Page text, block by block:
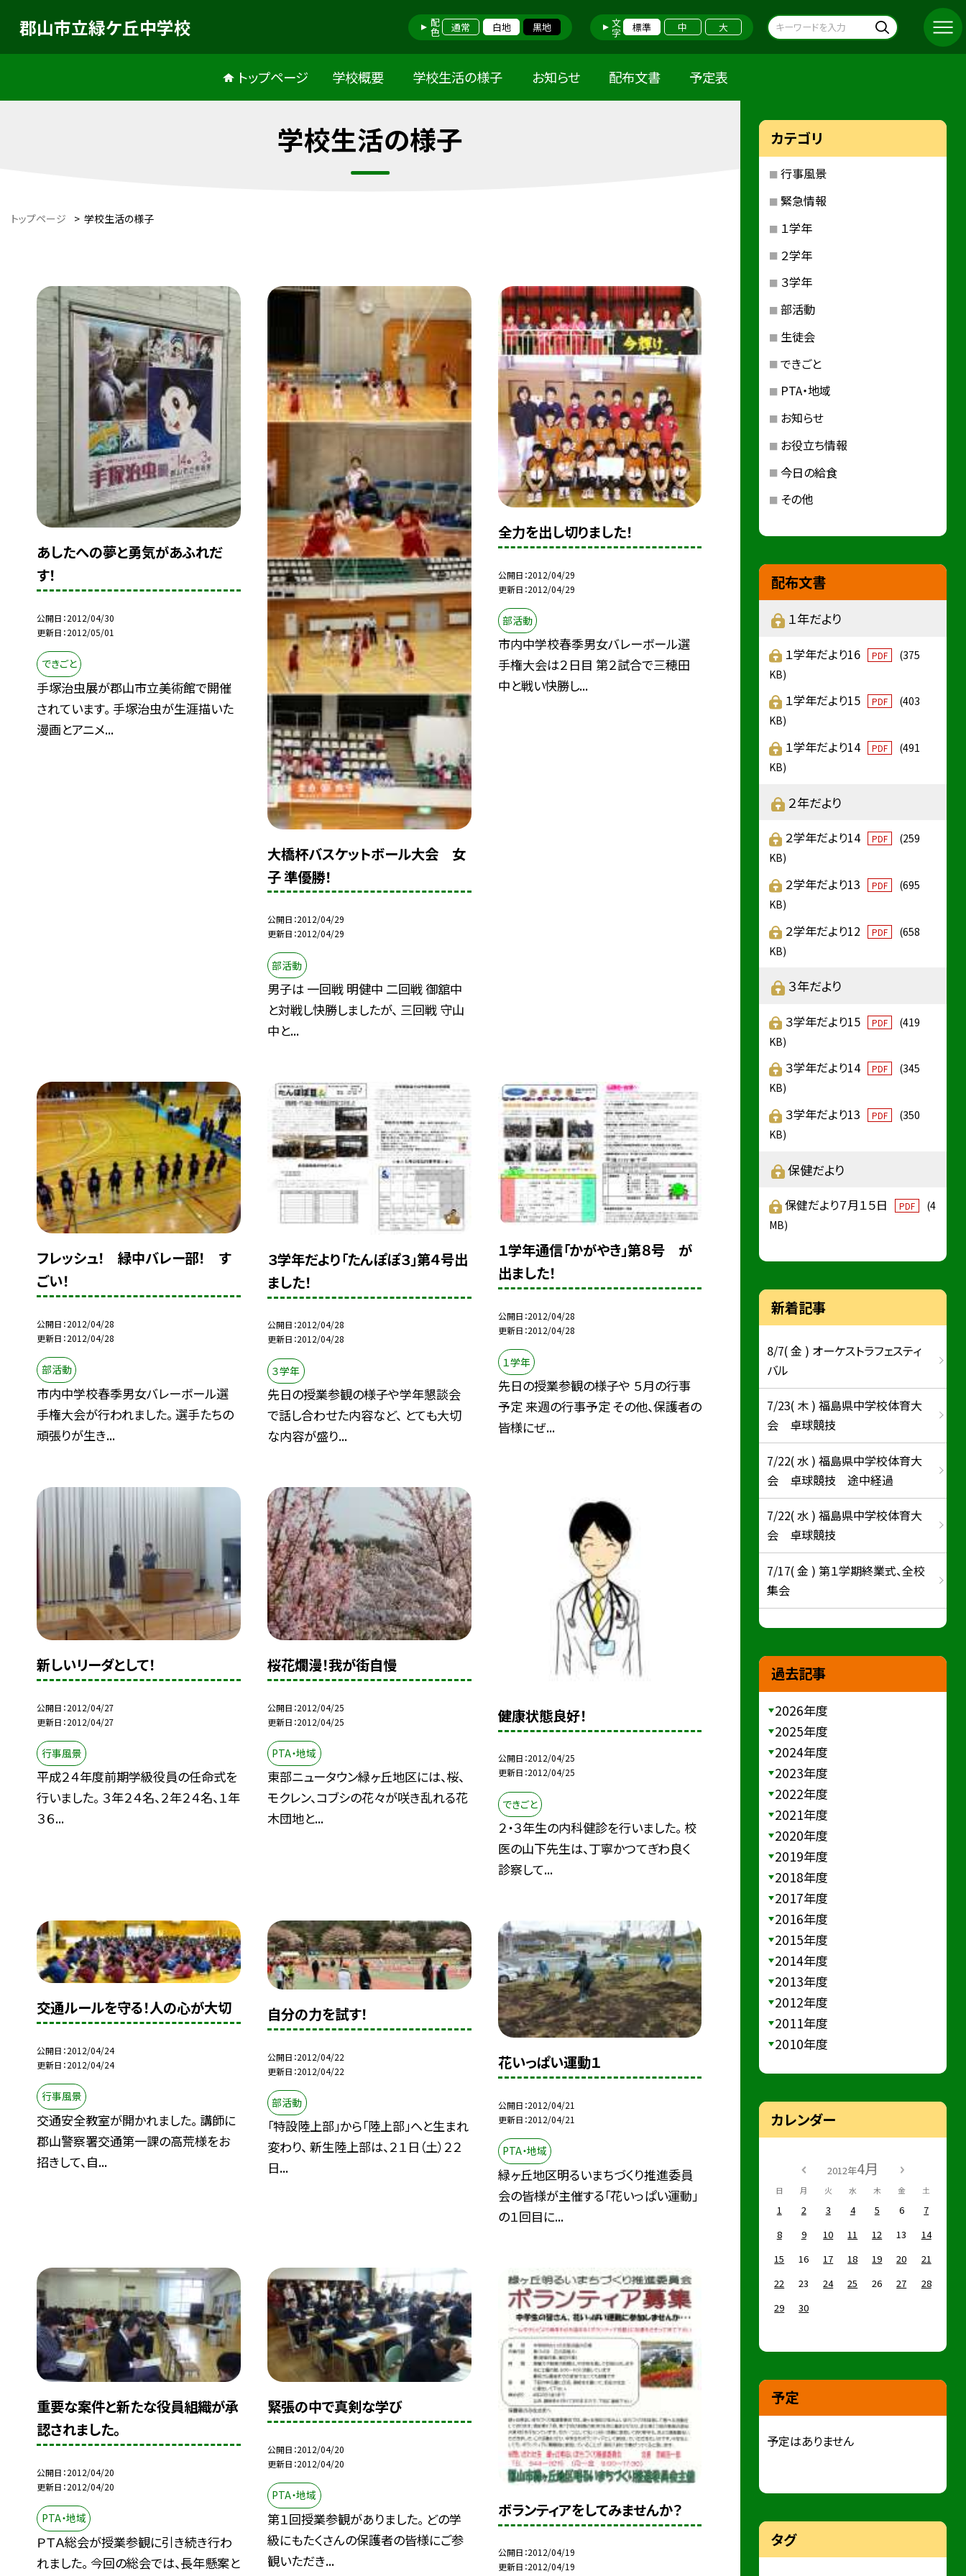
郡山市立緑ケ丘中学校 配色 通常 白地 黒地 文字 標準 中 大
トップページ 学校概要 学校生活の様子 お知らせ 配布文書 予定表
学校生活の様子
トップページ > 学校生活の様子
あしたへの夢と勇気があふれだ
す！
公開日 2012/04/30
更新日 2012/05/01
できごと
手塚治虫展が郡山市立美術館で開催
されています。 手塚治虫が生涯描いた
漫画とアニメ...
大橋杯バスケットボール大会 女
子 準優勝！
公開日 2012/04/29
更新日 2012/04/29
部活動
男子は 一回戦 明健中 二回戦 御舘中
と対戦し快勝しましたが、 三回戦 守山
中と...
全力を出し切りました！
公開日 2012/04/29
更新日 2012/04/29
部活動
市内中学校春季男女バレーボール選
手権大会は２日目 第２試合で三穂田
中と戦い快勝し...
フレッシュ！ 緑中バレー部！ す
ごい！
公開日 2012/04/28
更新日 2012/04/28
部活動
市内中学校春季男女バレーボール選
手権大会が行われました。 選手たちの
頑張りが生き...
３学年だより「たんぽぽ３」第４号出
ました！
公開日 2012/04/28
更新日 2012/04/28
３学年
先日の授業参観の様子や学年懇談会
で話し合わせた内容など、 とても大切
な内容が盛り...
１学年通信「かがやき」第８号 が
出ました！
公開日 2012/04/28
更新日 2012/04/28
１学年
先日の授業参観の様子や ５月の行事
予定 来週の行事予定 その他、保護者の
皆様にぜ...
新しいリーダとして！
公開日 2012/04/27
更新日 2012/04/27
行事風景
平成２４年度前期学級役員の任命式を
行いました。 ３年２４名、２年２４名、１年
３６...
桜花爛漫！我が街自慢
公開日 2012/04/25
更新日 2012/04/25
PTA・地域
東部ニュータウン緑ヶ丘地区には、桜、
モクレン、コブシの花々が咲き乱れる花
木団地と...
健康状態良好！
公開日 2012/04/25
更新日 2012/04/25
できごと
２・３年生の内科健診を行いました。 校
医の山下先生は、丁寧かつてぎわ良く
診察して...
交通ルールを守る！人の心が大切
公開日 2012/04/24
更新日 2012/04/24
行事風景
交通安全教室が開かれました。 講師に
郡山警察署交通第一課の高荒様をお
招きして、自...
自分の力を試す！
公開日 2012/04/22
更新日 2012/04/22
部活動
「特設陸上部」から「陸上部」へと生まれ
変わり、 新生陸上部は、２１日（土）２２
日...
花いっぱい運動１
公開日 2012/04/21
更新日 2012/04/21
PTA・地域
緑ヶ丘地区明るいまちづくり推進委員
会の皆様が主催する「花いっぱい運動」
の１回目に...
重要な案件と新たな役員組織が承
認されました。
公開日 2012/04/20
更新日 2012/04/20
PTA・地域
ＰＴＡ総会が授業参観に引き続き行わ
れました。 今回の総会では、長年懸案と
緊張の中で真剣な学び
公開日 2012/04/20
更新日 2012/04/20
PTA・地域
第１回授業参観がありました。 どの学
級にもたくさんの保護者の皆様にご参
観いただき...
ボランティアをしてみませんか？
公開日 2012/04/19
更新日 2012/04/19
カテゴリ
行事風景
緊急情報
１学年
２学年
３学年
部活動
生徒会
できごと
PTA・地域
お知らせ
お役立ち情報
今日の給食
その他
配布文書
１年だより
１学年だより16 PDF
(375
KB)
１学年だより15 PDF
(403
KB)
１学年だより14 PDF
(491
KB)
２年だより
２学年だより14 PDF
(259
KB)
２学年だより13 PDF
(695
KB)
２学年だより12 PDF
(658
KB)
３年だより
３学年だより15 PDF
(419
KB)
３学年だより14 PDF
(345
KB)
３学年だより13 PDF
(350
KB)
保健だより
保健だより７月１５日 PDF
(4
MB)
新着記事
8/7( 金 ) オーケストラフェスティ
バル
7/23( 木 ) 福島県中学校体育大
会 卓球競技
7/22( 水 ) 福島県中学校体育大
会 卓球競技 途中経過
7/22( 水 ) 福島県中学校体育大
会 卓球競技
7/17( 金 ) 第１学期終業式、全校
集会
過去記事
2026年度
2025年度
2024年度
2023年度
2022年度
2021年度
2020年度
2019年度
2018年度
2017年度
2016年度
2015年度
2014年度
2013年度
2012年度
2011年度
2010年度
カレンダー
2012年4月
日 月 火 水 木 金 土
1 2 3 4 5 6
7
8
9 10 11 12 13
14
15
16 17 18 19 20
21
22
23 24 25 26 27
28
29
30
予定
予定はありません
タグ